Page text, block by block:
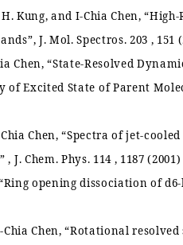
Kung, and I-Chia Chen,“High-
”, J. Mol. Spectros. 203 , 151
Chen,“State-Resolved
of Excited State of Parent
Chen,“Spectra of jet-cooled
” , J. Chem. Phys. 114 , 1187 (2001)
Ring opening dissociation of
Chia Chen,“Rotational